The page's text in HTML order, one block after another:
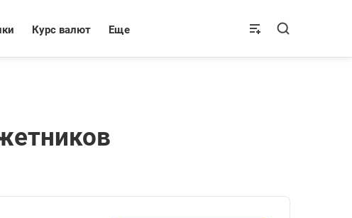
Курс валют Еще